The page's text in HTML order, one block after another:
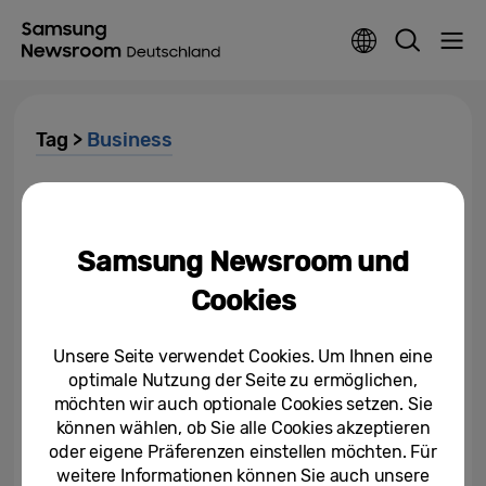
Tag > Business
Samsung launcht zwei neue
The Wall for Business Modelle
24.06.2020
Selbstbestimmt statt 9-to-5: Mit
der Samsung SSD T5 sicher ins
Samsung Newsroom und
Cookies
Unsere Seite verwendet Cookies. Um Ihnen eine
optimale Nutzung der Seite zu ermöglichen,
möchten wir auch optionale Cookies setzen. Sie
können wählen, ob Sie alle Cookies akzeptieren
oder eigene Präferenzen einstellen möchten. Für
weitere Informationen können Sie auch unsere